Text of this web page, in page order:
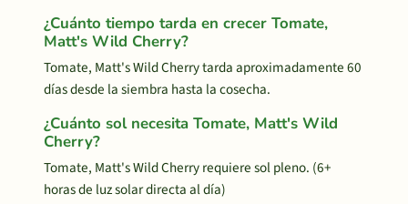
¿Cuánto tiempo tarda en crecer Tomate,
Matt's Wild Cherry?
Tomate, Matt's Wild Cherry tarda aproximadamente 60
días desde la siembra hasta la cosecha.
¿Cuánto sol necesita Tomate, Matt's Wild
Cherry?
Tomate, Matt's Wild Cherry requiere sol pleno. (6+
horas de luz solar directa al día)